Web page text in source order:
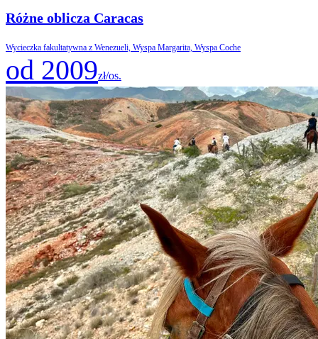
Różne oblicza Caracas
Wycieczka fakultatywna z Wenezueli, Wyspa Margarita, Wyspa Coche
od 2009zł/os.